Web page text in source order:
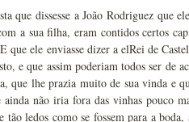
que dissesse a João Rodriguez que
a sua filha, eram contidos certos
ele enviasse dizer a elRei de
e que assim poderiam todos ser de
que lhe prazia muito de sua vinda e
não iria fora das vinhas pouco
ledos como se fossem para a boda,